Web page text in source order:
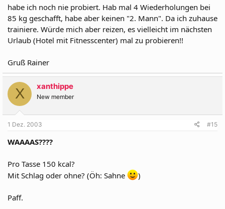
habe ich noch nie probiert. Hab mal 4 Wiederholungen bei
85 kg geschafft, habe aber keinen "2. Mann". Da ich zuhause
trainiere. Würde mich aber reizen, es vielleicht im nächsten
Urlaub (Hotel mit Fitnesscenter) mal zu probieren!!
Gruß Rainer
X xanthippe
New member
1 Dez. 2003 #15
WAAAAS????
Pro Tasse 150 kcal?
Mit Schlag oder ohne? (Öh: Sahne
)
Paff.